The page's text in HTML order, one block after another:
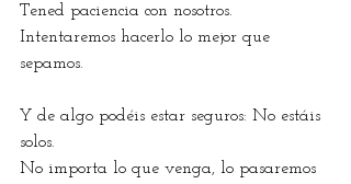
Tened paciencia con nosotros.
Intentaremos hacerlo lo mejor que
sepamos.
Y de algo podéis estar seguros: No estáis
solos.
No importa lo que venga, lo pasaremos